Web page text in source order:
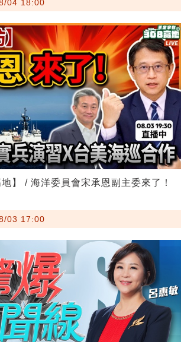
04 18:00
】 / 海洋委員會宋承恩副主委來了！
03 17:00